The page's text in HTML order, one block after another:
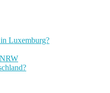
Luxemburg?